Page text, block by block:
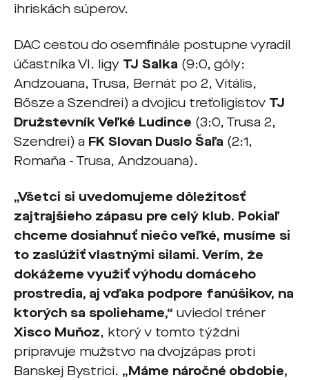
ihriskách súperov.
DAC cestou do osemfinále postupne vyradil
účastníka VI. ligy TJ Salka (9:0, góly:
Andzouana, Trusa, Bernát po 2, Vitális,
Bősze a Szendrei) a dvojicu treťoligistov TJ
Družstevník Veľké Ludince (3:0, Trusa 2,
Szendrei) a FK Slovan Duslo Šaľa (2:1,
Romaňa - Trusa, Andzouana).
„Všetci si uvedomujeme dôležitosť
zajtrajšieho zápasu pre celý klub. Pokiaľ
chceme dosiahnuť niečo veľké, musíme si
to zaslúžiť vlastnými silami. Verím, že
dokážeme využiť výhodu domáceho
prostredia, aj vďaka podpore fanúšikov, na
ktorých sa spoliehame,“ uviedol tréner
Xisco Muňoz, ktorý v tomto týždni
pripravuje mužstvo na dvojzápas proti
Banskej Bystrici. „Máme náročné obdobie,